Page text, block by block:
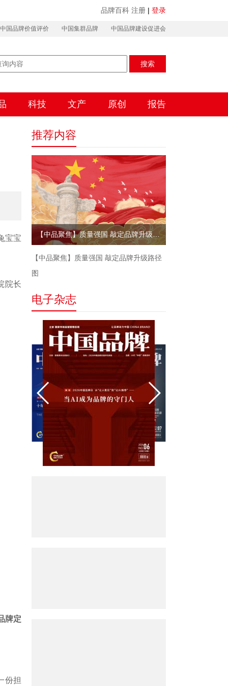
品牌百科 注册 | 登录
中国品牌价值评价 中国集群品牌 中国品牌建设促进会
搜索
科技 文产 原创 报告
宝宝
院长
牌定
份担
推荐内容
【中品聚焦】质量强国 敲定品牌升级路径图
【中品聚焦】质量强国 敲定品牌升级路径
图
电子杂志